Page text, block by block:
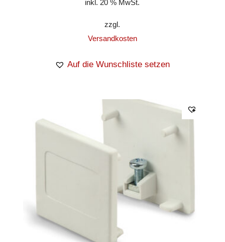
inkl. 20 % MwSt.
zzgl.
Versandkosten
Auf die Wunschliste setzen